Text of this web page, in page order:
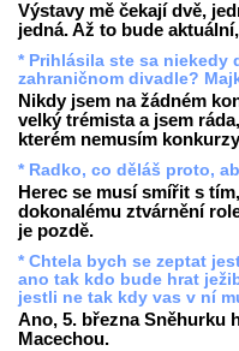
Výstavy mě čekají dvě,
jedná. Až to bude
* Prihlásila ste sa niekedy
zahraničnom divadle?
Nikdy jsem na žádném
velký trémista a jsem
kterém nemusím
* Radko, co děláš proto,
Herec se musí smířit s
dokonalému ztvárnění
je pozdě.
* Chtela bych se zeptat
ano tak kdo bude hrat
jestli ne tak kdy vas v ní
Ano, 5. března Sněhurku
Macechou.